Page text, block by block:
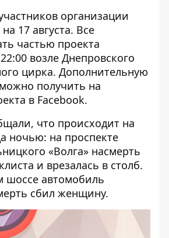
организации
17 августа. Все
частью проекта
возле Днепровского
цирка. Дополнительную
получить на
в Facebook.
что происходит на
ночью: на проспекте
«Волга» насмерть
и врезалась в столб.
шоссе автомобиль
сбил женщину.